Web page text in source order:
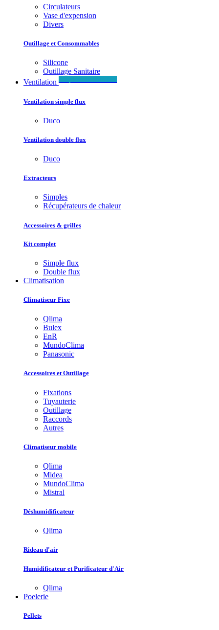
Circulateurs
Vase d'expension
Divers
Outillage et Consommables
Silicone
Outillage Sanitaire
Ventilation
Ventilation simple flux
Duco
Ventilation double flux
Duco
Extracteurs
Simples
Récupérateurs de chaleur
Accessoires & grilles
Kit complet
Simple flux
Double flux
Climatisation
Climatiseur Fixe
Qlima
Bulex
EnR
MundoClima
Panasonic
Accessoires et Outillage
Fixations
Tuyauterie
Outillage
Raccords
Autres
Climatiseur mobile
Qlima
Midea
MundoClima
Mistral
Déshumidificateur
Qlima
Rideau d'air
Humidificateur et Purificateur d'Air
Qlima
Poelerie
Pellets